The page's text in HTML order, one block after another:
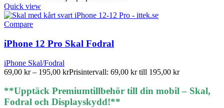
Quick view
Compare
iPhone 12 Pro Skal Fodral
iPhone Skal/Fodral
69,00 kr – 195,00 krPrisintervall: 69,00 kr till 195,00 kr
**Upptäck Premiumtillbehör till din mobil – Skal,
Fodral och Displayskydd!**